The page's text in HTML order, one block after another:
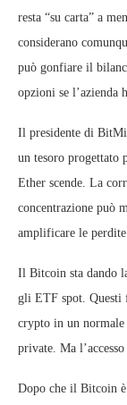
resta “su carta” a
considerano
può gonfiare il
opzioni se l’azienda
Il presidente di
un tesoro progettato
Ether scende. La
concentrazione può
amplificare le
Il Bitcoin sta dando
gli ETF spot. Questi
crypto in un normale
private. Ma
Dopo che il Bitcoin